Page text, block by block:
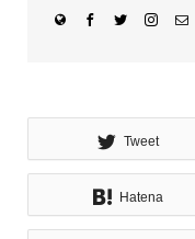
Tweet
Hatena